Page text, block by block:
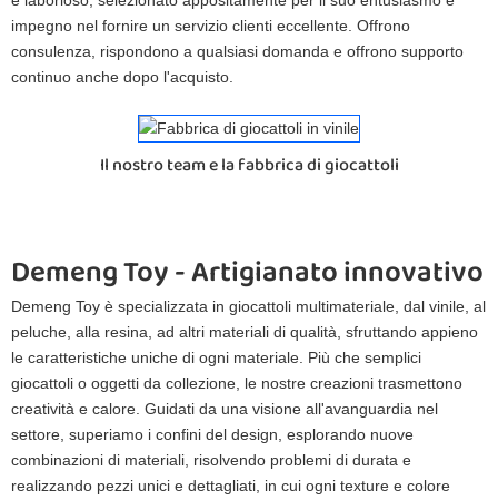
impegno nel fornire un servizio clienti eccellente. Offrono
consulenza, rispondono a qualsiasi domanda e offrono supporto
continuo anche dopo l'acquisto.
Il nostro team e la fabbrica di giocattoli
Demeng Toy - Artigianato
Demeng Toy è specializzata in giocattoli multimateriale, dal vinile, al
peluche, alla resina, ad altri materiali di qualità, sfruttando appieno
le caratteristiche uniche di ogni materiale. Più che semplici
giocattoli o oggetti da collezione, le nostre creazioni trasmettono
creatività e calore. Guidati da una visione all'avanguardia nel
settore, superiamo i confini del design, esplorando nuove
combinazioni di materiali, risolvendo problemi di durata e
realizzando pezzi unici e dettagliati, in cui ogni texture e colore